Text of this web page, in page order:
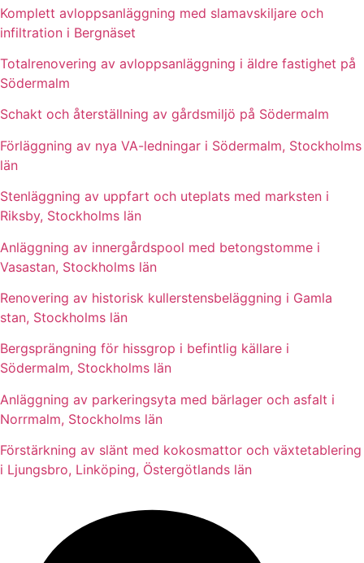
Komplett avloppsanläggning med slamavskiljare och
infiltration i Bergnäset
Totalrenovering av avloppsanläggning i äldre fastighet på
Södermalm
Schakt och återställning av gårdsmiljö på Södermalm
Förläggning av nya VA-ledningar i Södermalm, Stockholms
län
Stenläggning av uppfart och uteplats med marksten i
Riksby, Stockholms län
Anläggning av innergårdspool med betongstomme i
Vasastan, Stockholms län
Renovering av historisk kullerstensbeläggning i Gamla
stan, Stockholms län
Bergsprängning för hissgrop i befintlig källare i
Södermalm, Stockholms län
Anläggning av parkeringsyta med bärlager och asfalt i
Norrmalm, Stockholms län
Förstärkning av slänt med kokosmattor och växtetablering
i Ljungsbro, Linköping, Östergötlands län